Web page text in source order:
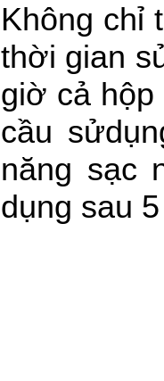
Không chỉ
thời gian
giờ cả
cầu
năng sạc
dụng sau